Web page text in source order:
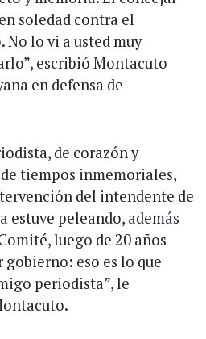
soledad contra el
lo vi a usted muy
escribió Montacuto
en defensa de
de corazón y
tiempos inmemoriales,
del intendente de
estuve peleando, además
luego de 20 años
gobierno: eso es lo que
periodista”, le